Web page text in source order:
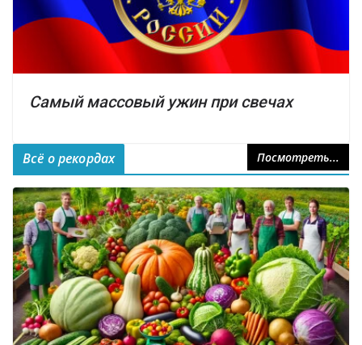
Самый массовый ужин при свечах
Всё о рекордах Посмотреть...